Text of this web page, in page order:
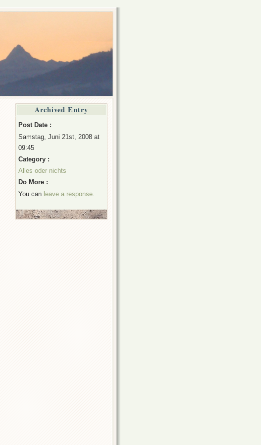
Archived Entry
Post Date :
Samstag, Juni 21st, 2008 at
09:45
Category :
Alles oder nichts
Do More :
You can leave a response.